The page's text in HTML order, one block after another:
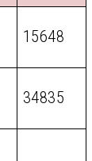
15648
34835